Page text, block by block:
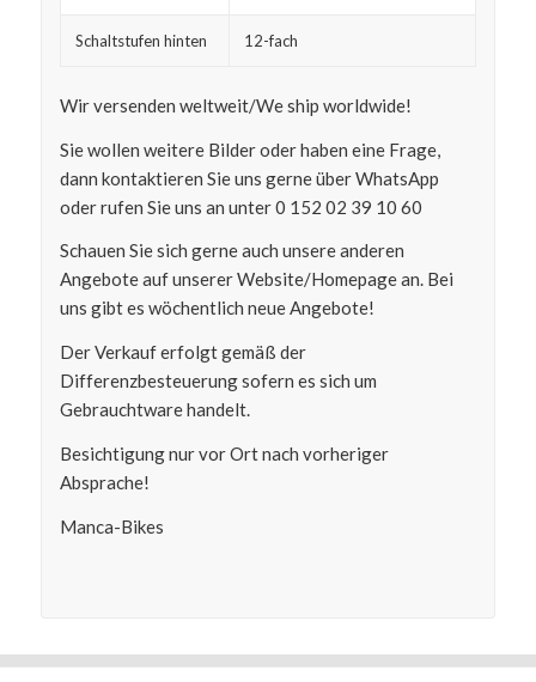
Schaltstufen hinten 12-fach
Wir versenden weltweit/We ship worldwide!
Sie wollen weitere Bilder oder haben eine Frage,
dann kontaktieren Sie uns gerne über WhatsApp
oder rufen Sie uns an unter 0 152 02 39 10 60
Schauen Sie sich gerne auch unsere anderen
Angebote auf unserer Website/Homepage an. Bei
uns gibt es wöchentlich neue Angebote!
Der Verkauf erfolgt gemäß der
Differenzbesteuerung sofern es sich um
Gebrauchtware handelt.
Besichtigung nur vor Ort nach vorheriger
Absprache!
Manca-Bikes